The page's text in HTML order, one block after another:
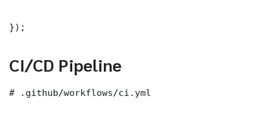
});
CI/CD Pipeline
# .github/workflows/ci.yml